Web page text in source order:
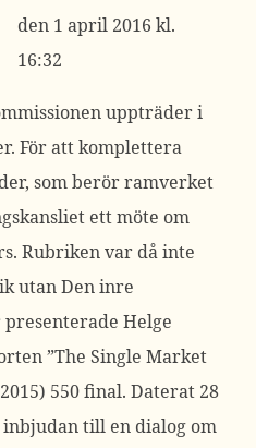
1 april 2016 kl.
16:32
uppträder i
För att komplettera
som berör ramverket
ett möte om
Rubriken var då inte
utan Den inre
Helge
”The Single Market
550 final. Daterat 28
inbjudan till en dialog om